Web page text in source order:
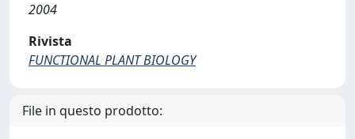
2004
Rivista
FUNCTIONAL PLANT BIOLOGY
File in questo prodotto: